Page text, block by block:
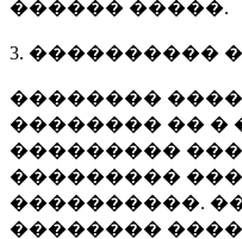
������ �����.
3. ����������
��������
�������� �� �
���������
���������
����������.
��������